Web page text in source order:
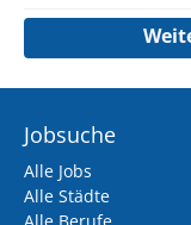
Jobsuche
Alle Jobs
Alle Städte